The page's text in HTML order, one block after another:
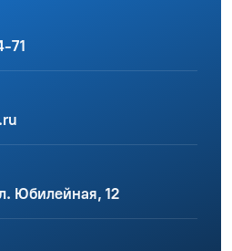
71
Юбилейная, 12